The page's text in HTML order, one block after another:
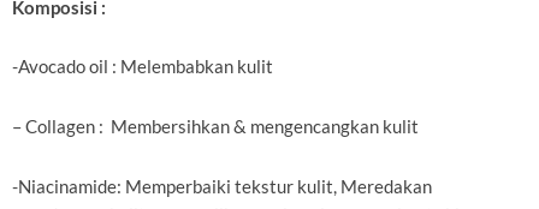
Komposisi :
-Avocado oil : Melembabkan kulit
– Collagen : Membersihkan & mengencangkan kulit
-Niacinamide: Memperbaiki tekstur kulit, Meredakan